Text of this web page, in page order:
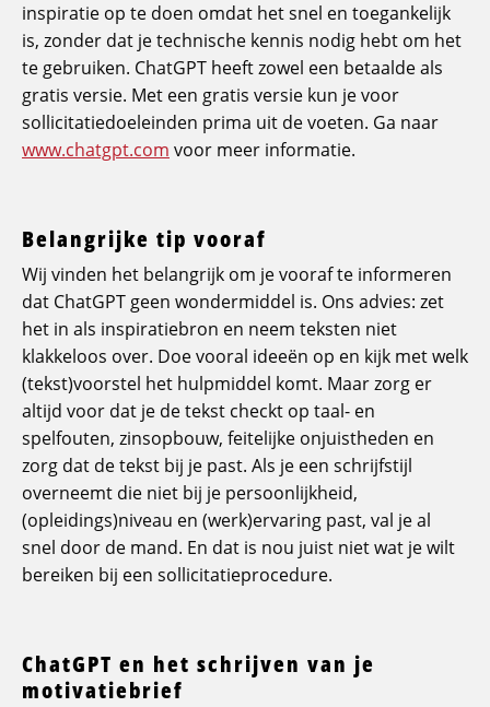
inspiratie op te doen omdat het snel en toegankelijk
is, zonder dat je technische kennis nodig hebt om het
te gebruiken. ChatGPT heeft zowel een betaalde als
gratis versie. Met een gratis versie kun je voor
sollicitatiedoeleinden prima uit de voeten. Ga naar
www.chatgpt.com voor meer informatie.
Belangrijke tip vooraf
Wij vinden het belangrijk om je vooraf te informeren
dat ChatGPT geen wondermiddel is. Ons advies: zet
het in als inspiratiebron en neem teksten niet
klakkeloos over. Doe vooral ideeën op en kijk met welk
(tekst)voorstel het hulpmiddel komt. Maar zorg er
altijd voor dat je de tekst checkt op taal- en
spelfouten, zinsopbouw, feitelijke onjuistheden en
zorg dat de tekst bij je past. Als je een schrijfstijl
overneemt die niet bij je persoonlijkheid,
(opleidings)niveau en (werk)ervaring past, val je al
snel door de mand. En dat is nou juist niet wat je wilt
bereiken bij een sollicitatieprocedure.
ChatGPT en het schrijven van je
motivatiebrief